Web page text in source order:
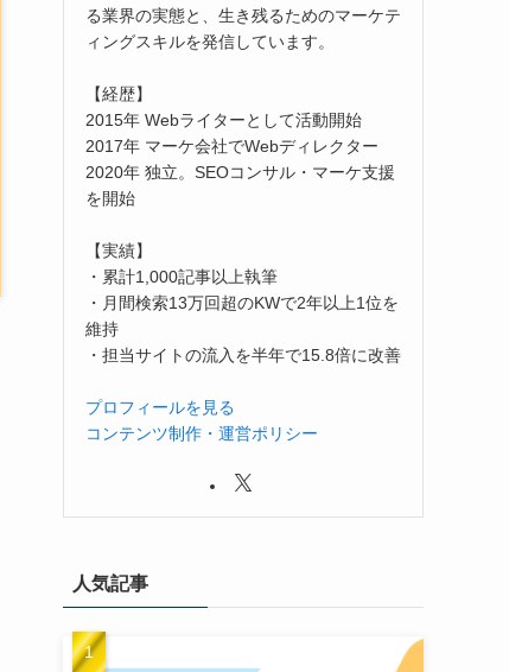
る業界の実態と、生き残るためのマーケテ
ィングスキルを発信しています。
【経歴】
2015年 Webライターとして活動開始
2017年 マーケ会社でWebディレクター
2020年 独立。SEOコンサル・マーケ支援
を開始
【実績】
・累計1,000記事以上執筆
・月間検索13万回超のKWで2年以上1位を
維持
・担当サイトの流入を半年で15.8倍に改善
プロフィールを見る
コンテンツ制作・運営ポリシー
人気記事